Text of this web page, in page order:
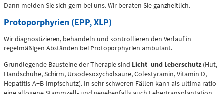
Telefon
0371 - 333
36328
Geburtensaal
Flemmingstraße 4 (Haus C)
Dann melden Sie sich gern bei uns. Wir beraten Sie ganzheitlich.
Protoporphyrien (EPP, XLP)
Wir diagnostizieren, behandeln und kontrollieren den Verlauf in
regelmäßigen Abständen bei Protoporphyrien ambulant.
Grundlegende Bausteine der Therapie sind Licht- und Leberschutz (Hut,
Handschuhe, Schirm, Ursodesoxycholsäure, Colestyramin, Vitamin D,
Hepatitis-A+B-Impfschutz). In sehr schweren Fällen kann als ultima ratio